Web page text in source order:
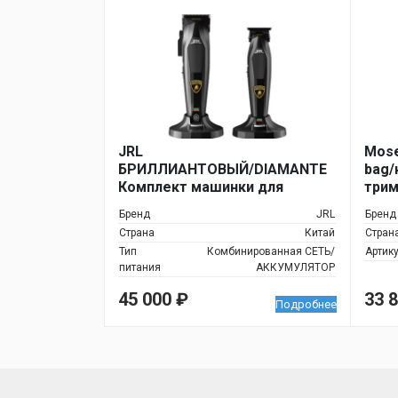
JRL
БРИЛЛИАНТОВЫЙ/DIAMANTE
Комплект машинки для
2025T, черный
Бренд
JRL
Страна
Китай
Тип
питания
Комбинированная СЕТЬ/
АККУМУЛЯТОР
45 000 ₽ Подробнее
Бренд
33